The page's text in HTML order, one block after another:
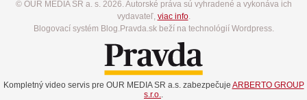
© OUR MEDIA SR a. s. 2026. Autorské práva sú vyhradené a vykonáva ich
vydavateľ, viac info.
Blogovací systém Blog.Pravda.sk beží na technológií Wordpress.
Kompletný video servis pre OUR MEDIA SR a.s. zabezpečuje ARBERTO GROUP
s.r.o.